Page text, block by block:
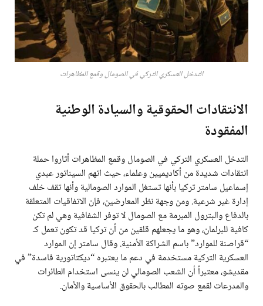
التدخل العسكري التركي في الصومال وقمع المظاهرات
الانتقادات الحقوقية والسيادة الوطنية
المفقودة
التدخل العسكري التركي في الصومال وقمع المظاهرات أثاروا حملة
انتقادات شديدة من أكاديميين وعلماء، حيث اتهم السيناتور عبدي
إسماعيل سامتر تركيا بأنها تستغل الموارد الصومالية وأنها تقف خلف
إدارة غير شرعية. ومن وجهة نظر المعارضين، فإن الاتفاقيات المتعلقة
بالدفاع والبترول المبرمة مع الصومال لا توفر الشفافية وهي لم تكن
كافية للبرلمان، وهو ما يجعلهم قلقين من أن تركيا قد تكون تعمل كـ
“قراصنة للموارد” باسم الشراكة الأمنية. وقال سامتر إن الموارد
العسكرية التركية مستخدمة في دعم ما يعتبره “ديكتاتورية فاسدة” في
مقديشو، معتبراً أن الشعب الصومالي لن ينسى استخدام الطائرات
والمدرعات لقمع صوته المطالب بالحقوق الأساسية والأمان.